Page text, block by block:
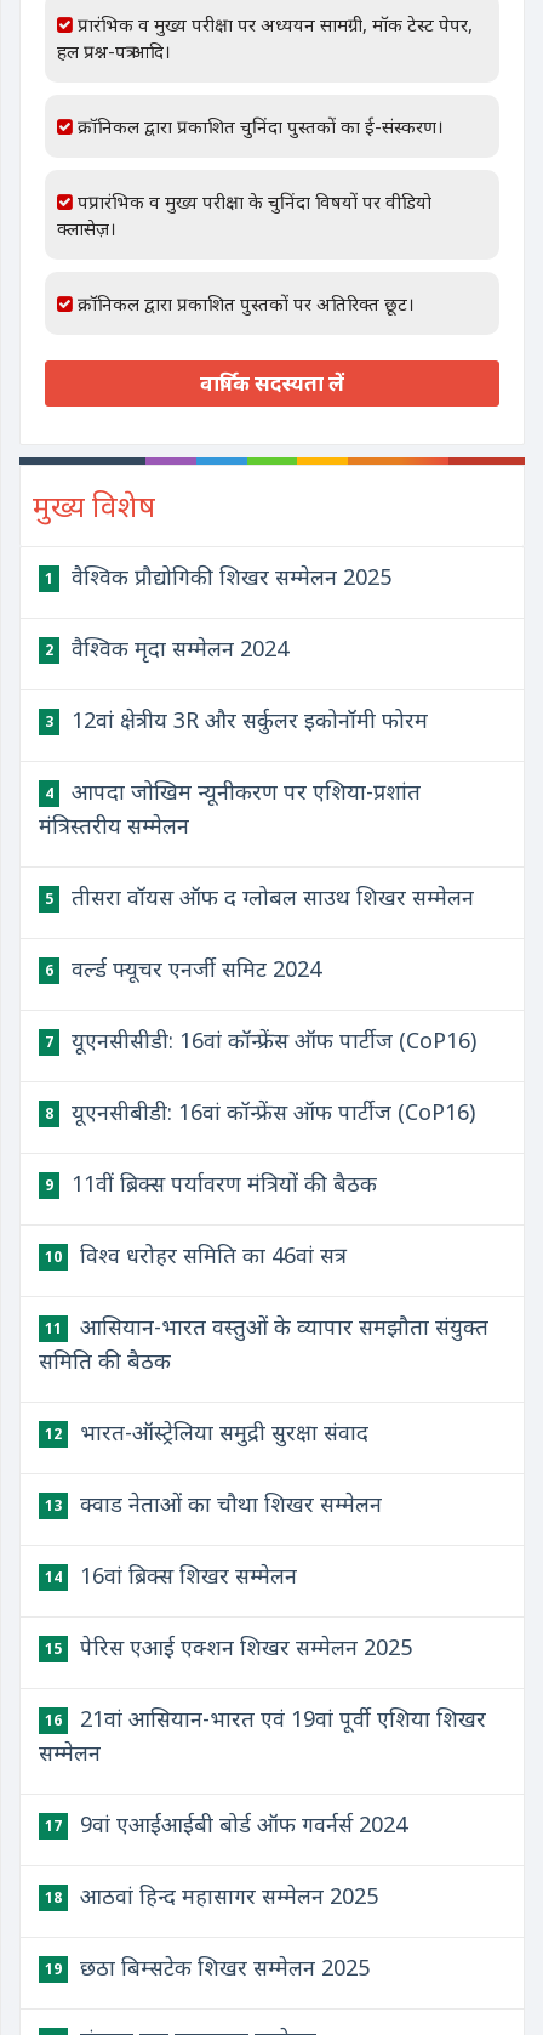
प्रारंभिक व मुख्य परीक्षा पर अध्ययन सामग्री, मॉक टेस्ट पेपर,
हल प्रश्न-पत्र आदि।
क्रॉनिकल द्वारा प्रकाशित चुनिंदा पुस्तकों का ई-संस्करण।
पप्रारंभिक व मुख्य परीक्षा के चुनिंदा विषयों पर वीडियो
क्लासेज़।
क्रॉनिकल द्वारा प्रकाशित पुस्तकों पर अतिरिक्त छूट।
वार्षिक सदस्यता लें
मुख्य विशेष
1 वैश्विक प्रौद्योगिकी शिखर सम्मेलन 2025
2 वैश्विक मृदा सम्मेलन 2024
3 12वां क्षेत्रीय 3R और सर्कुलर इकोनॉमी फोरम
4
आपदा जोखिम न्यूनीकरण पर एशिया-प्रशांत
मंत्रिस्तरीय सम्मेलन
5 तीसरा वॉयस ऑफ द ग्लोबल साउथ शिखर सम्मेलन
6 वर्ल्ड फ्यूचर एनर्जी समिट 2024
7 यूएनसीसीडी: 16वां कॉन्फ्रेंस ऑफ पार्टीज (CoP16)
8 यूएनसीबीडी: 16वां कॉन्फ्रेंस ऑफ पार्टीज (CoP16)
9 11वीं ब्रिक्स पर्यावरण मंत्रियों की बैठक
10 विश्व धरोहर समिति का 46वां सत्र
11
आसियान-भारत वस्तुओं के व्यापार समझौता संयुक्त
समिति की बैठक
12 भारत-ऑस्ट्रेलिया समुद्री सुरक्षा संवाद
13 क्वाड नेताओं का चौथा शिखर सम्मेलन
14 16वां ब्रिक्स शिखर सम्मेलन
15 पेरिस एआई एक्शन शिखर सम्मेलन 2025
16
21वां आसियान-भारत एवं 19वां पूर्वी एशिया शिखर
सम्मेलन
17 9वां एआईआईबी बोर्ड ऑफ गवर्नर्स 2024
18 आठवां हिन्द महासागर सम्मेलन 2025
19 छठा बिम्सटेक शिखर सम्मेलन 2025